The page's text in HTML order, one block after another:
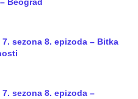
sezona 8. epizoda – Bitka
sezona 8. epizoda –